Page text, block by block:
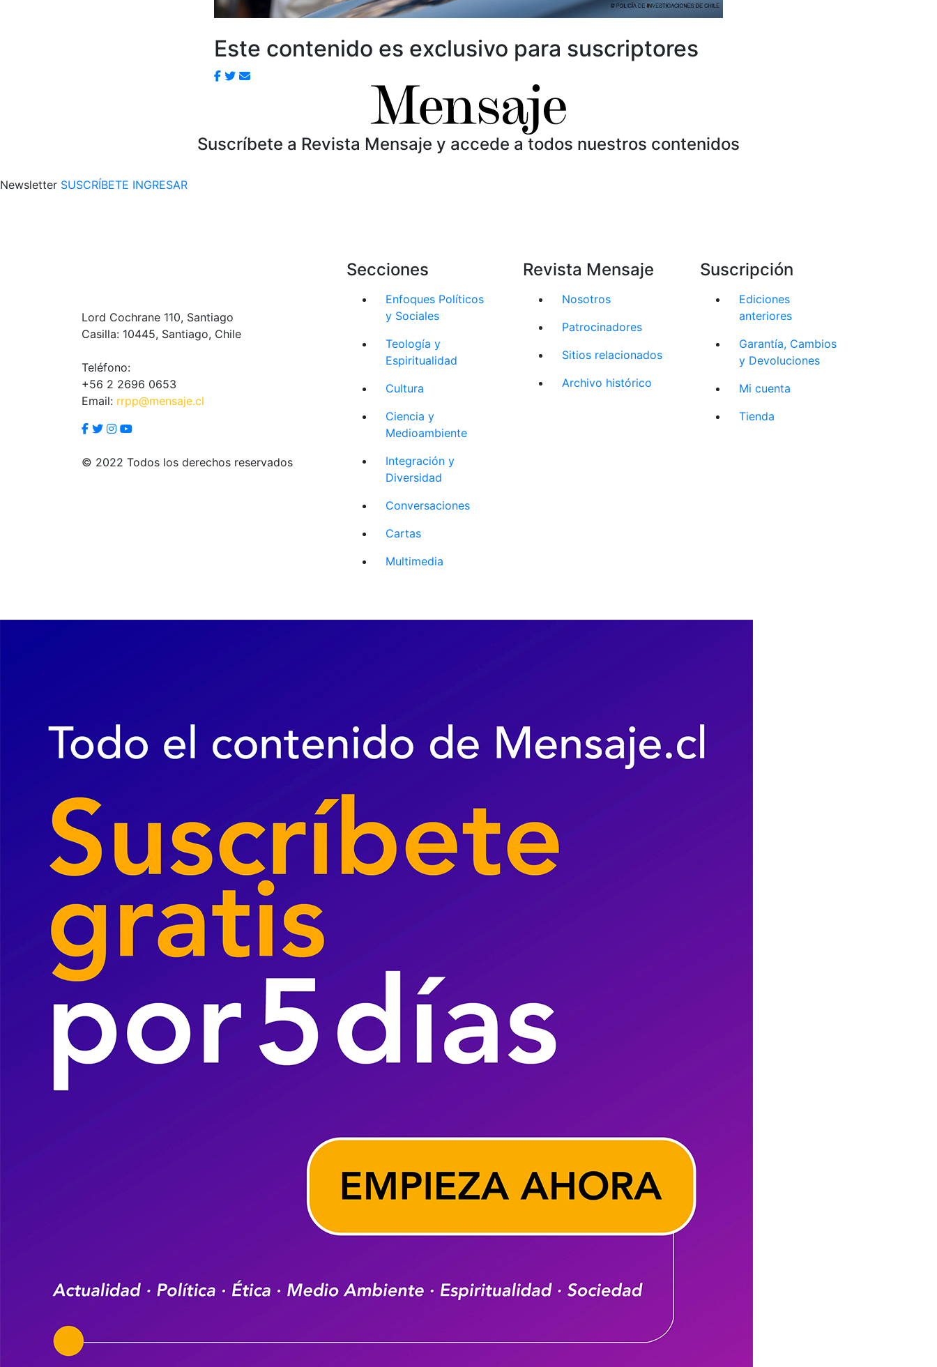
Este contenido es exclusivo para suscriptores
Suscríbete a Revista Mensaje y accede a todos nuestros contenidos
Newsletter SUSCRÍBETE INGRESAR
Lord Cochrane 110, Santiago
Casilla: 10445, Santiago, Chile
Teléfono:
+56 2 2696 0653
Email: rrpp@mensaje.cl
© 2022 Todos los derechos reservados
Secciones
Enfoques Políticos
y Sociales
Teología y
Espiritualidad
Cultura
Ciencia y
Medioambiente
Integración y
Diversidad
Conversaciones
Cartas
Multimedia
Revista Mensaje
Nosotros
Patrocinadores
Sitios relacionados
Archivo histórico
Suscripción
Ediciones
anteriores
Garantía, Cambios
y Devoluciones
Mi cuenta
Tienda